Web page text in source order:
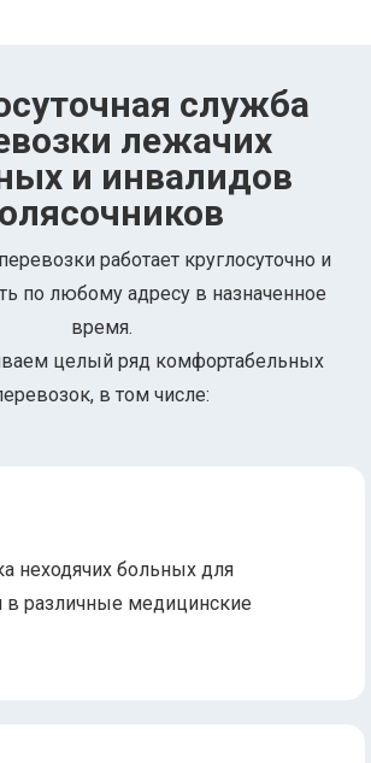
служба
лежачих
и инвалидов
работает круглосуточно и
по любому адресу в назначенное
время.
целый ряд комфортабельных
в том числе:
неходячих больных для
в различные медицинские